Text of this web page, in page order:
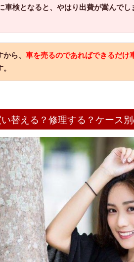
車検となると、やはり出費が嵩んでし
から、車を売るのであればできるだけ
。
替える？修理する？ケース